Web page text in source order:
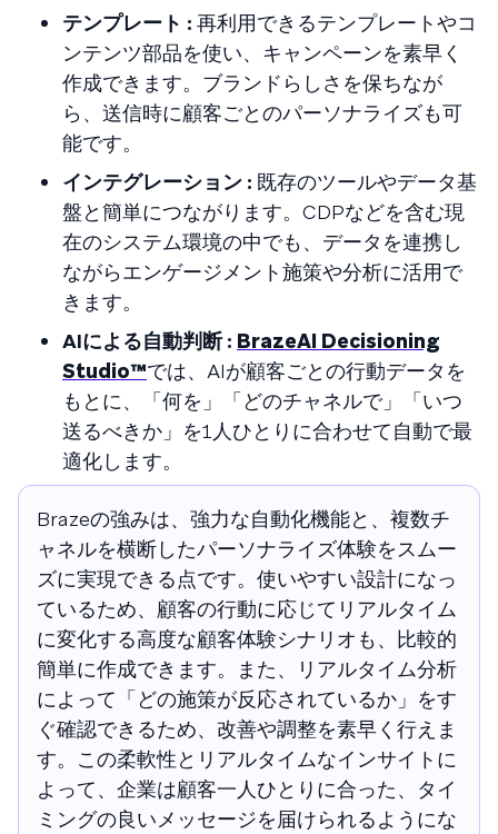
テンプレート : 再利用できるテンプレートやコ
ンテンツ部品を使い、キャンペーンを素早く
作成できます。ブランドらしさを保ちなが
ら、送信時に顧客ごとのパーソナライズも可
能です。
インテグレーション : 既存のツールやデータ基
盤と簡単につながります。CDPなどを含む現
在のシステム環境の中でも、データを連携し
ながらエンゲージメント施策や分析に活用で
きます。
AIによる自動判断 : BrazeAI Decisioning
Studio™では、AIが顧客ごとの行動データを
もとに、「何を」「どのチャネルで」「いつ
送るべきか」を1人ひとりに合わせて自動で最
適化します。
Brazeの強みは、強力な自動化機能と、複数チ
ャネルを横断したパーソナライズ体験をスムー
ズに実現できる点です。使いやすい設計になっ
ているため、顧客の行動に応じてリアルタイム
に変化する高度な顧客体験シナリオも、比較的
簡単に作成できます。また、リアルタイム分析
によって「どの施策が反応されているか」をす
ぐ確認できるため、改善や調整を素早く行えま
す。この柔軟性とリアルタイムなインサイトに
よって、企業は顧客一人ひとりに合った、タイ
ミングの良いメッセージを届けられるようにな